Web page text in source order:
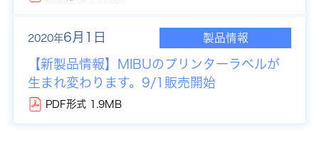
2020年6月1日 製品情報
【新製品情報】
MIBUのプリンターラベルが
生まれ変わります。9/1販売開始
PDF形式 1.9MB